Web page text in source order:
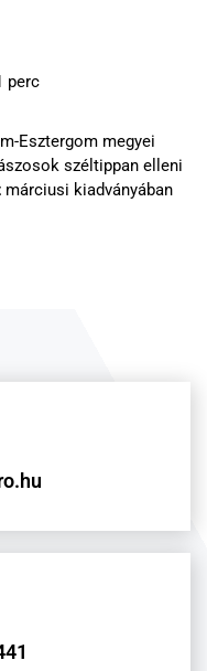
perc
Esztergom megyei
széltippan elleni
márciusi kiadványában